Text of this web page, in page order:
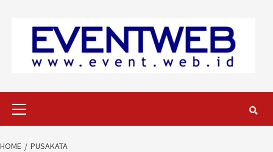
HOME PUSAKATA